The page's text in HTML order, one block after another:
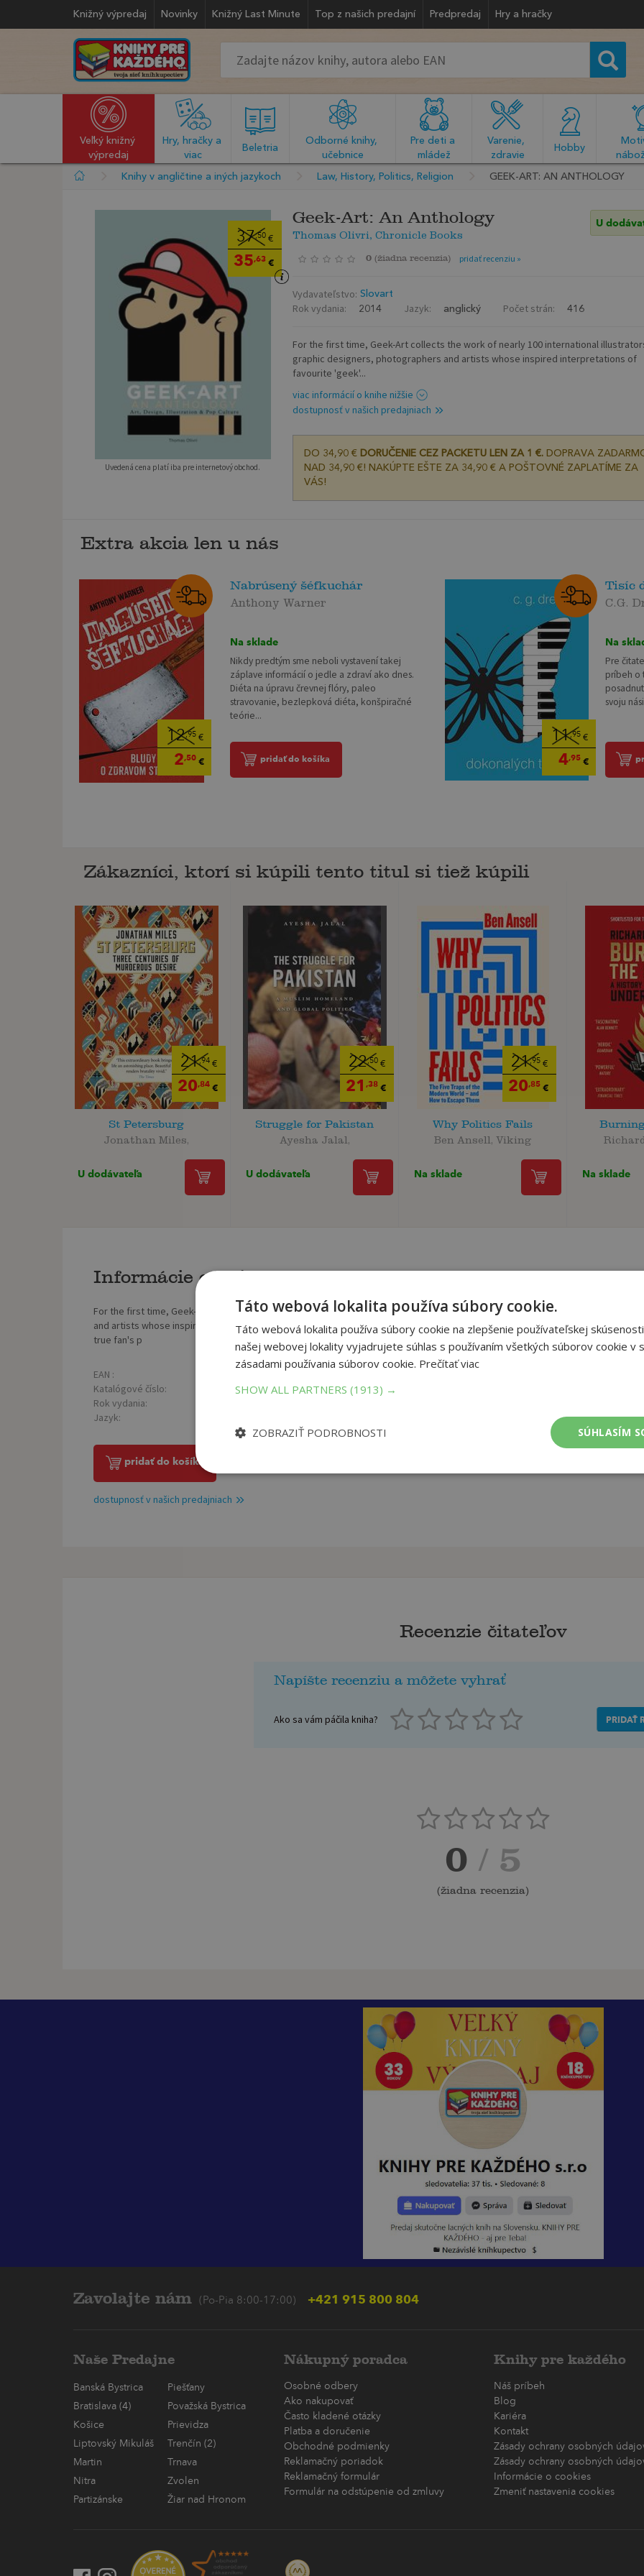
Knižný výpredaj Novinky Knižný Last Minute Top z našich predajní Predpredaj Hry a hračky
Veľký knižný
výpredaj
Hry, hračky a
viac
Beletria
Odborné knihy,
učebnice
Pre deti a
mládež
Varenie,
zdravie
Hobby
Knihy v angličtine a iných jazykoch Law, History, Politics, Religion GEEK-ART: AN ANTHOLOGY
37,50 €
35,63 €
Uvedená cena platí iba pre internetový obchod.
Geek-Art: An Anthology
Thomas Olivri, Chronicle Books
U
0 (žiadna recenzia) pridať recenziu »
Vydavateľstvo: Slovart
Rok vydania: 2014 Jazyk: anglický Počet strán: 416
For the first time, Geek-Art collects the work of nearly 100 international
graphic designers, photographers and artists whose inspired interpretations of
favourite 'geek'...
viac informácií o knihe nižšie
dostupnosť v našich predajniach
DO 34,90 € DORUČENIE CEZ PACKETU LEN ZA 1 €.DOPRAVA
NAD 34,90 €! NAKÚPTE EŠTE ZA 34,90 € A POŠTOVNÉ ZAPLATÍME ZA
VÁS!
Extra akcia len u nás
12,95€
2,50€
Nabrúsený šéfkuchár
Anthony Warner
Na sklade
Nikdy predtým sme neboli vystavení takej
záplave informácií o jedle a zdraví ako dnes.
Diéta na úpravu črevnej flóry, paleo
stravovanie, bezlepková diéta, konšpiračné
teórie...
pridať do košíka
11,95€
4,95€
Tisíc
C.G.
Na
Pre
príbeh o
svoju
Zákazníci, ktorí si kúpili tento titul si tiež kúpili
21,94 €
20,84 €
St Petersburg
Jonathan Miles,
U dodávateľa
22,50 €
21 ,38 €
Struggle for Pakistan
Ayesha Jalal,
U dodávateľa
21,95 €
20,85 €
Why Politics Fails
Ben Ansell, Viking
Na sklade Na sklade
Informácie o knihe
For the first time, Geek-Art collects the work of nearly 100 international illustrators, graphic designers, photographers
and artists whose inspired interpretations of favourite 'geek' characters celebrate them with creative brilliance and a
true fan's p
EAN :
Katalógové číslo: 1376519
Rok vydania:
Jazyk:
Väzba: Paperback / softback
pridať do košíka
dostupnosť v našich predajniach
Recenzie čitateľov
Napíšte recenziu a môžete vyhrať
Ako sa vám páčila kniha? PRIDAŤ
0 / 5
(žiadna recenzia)
Zavolajte nám (Po-Pia 8:00-17:00) +421 915 800 804
Naše Predajne
Banská Bystrica
Piešťany
Bratislava (4)
Považská Bystrica
Košice
Prievidza
Liptovský Mikuláš
Trenčín (2)
Martin
Trnava
Nitra
Zvolen
Partizánske
Žiar nad Hronom
Nákupný poradca
Osobné odbery
Ako nakupovať
Často kladené otázky
Platba a doručenie
Obchodné podmienky
Reklamačný poriadok
Reklamačný formulár
Formulár na odstúpenie od zmluvy
Knihy pre každého
Náš príbeh
Blog
Kariéra
Kontakt
Zásady ochrany osobných
Zásady ochrany osobných
Informácie o cookies
Zmeniť nastavenia cookies
Táto webová lokalita používa súbory cookie.
Táto webová lokalita používa súbory cookie na zlepšenie používateľskej
našej webovej lokality vyjadrujete súhlas s používaním všetkých súborov cookie v
zásadami používania súborov cookie. Prečítať viac
SHOW ALL PARTNERS (1913) →
SÚHLASÍM
ZOBRAZIŤ PODROBNOSTI